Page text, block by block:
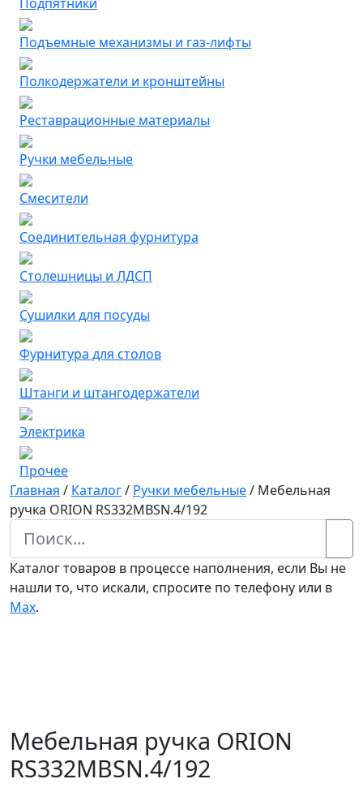
Подъемные механизмы и газ-лифты
Полкодержатели и кронштейны
Реставрационные материалы
Ручки мебельные
Смесители
Соединительная фурнитура
Столешницы и ЛДСП
Сушилки для посуды
Фурнитура для столов
Штанги и штангодержатели
Электрика
Прочее
Главная / Каталог/ Ручки мебельные/ Мебельная
ручка ORION RS332MBSN.4/192
Каталог товаров в процессе наполнения, если Вы не
нашли то, что искали, спросите по телефону или в
Мах.
Мебельная ручка ORION
RS332MBSN.4/192